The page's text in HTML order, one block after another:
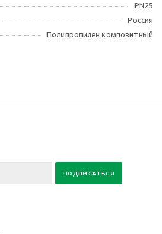
PN25
Россия
Полипропилен композитный